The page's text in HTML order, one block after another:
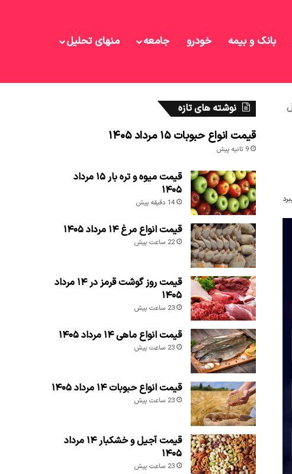
بانک و بیمه خودرو جامعه منهای تحلیل
نوشته های تازه
قیمت انواع حبوبات ۱۵ مرداد ۱۴۰۵
9 ثانیه پیش
قیمت میوه و تره بار ۱۵ مرداد
۱۴۰۵
14 دقیقه پیش
قیمت انواع مرغ ۱۴ مرداد ۱۴۰۵
22 ساعت پیش
قیمت روز گوشت قرمز در ۱۴ مرداد
۱۴۰۵
23 ساعت پیش
قیمت انواع ماهی ۱۴ مرداد ۱۴۰۵
23 ساعت پیش
قیمت انواع حبوبات ۱۴ مرداد ۱۴۰۵
23 ساعت پیش
قیمت آجیل و خشکبار ۱۴ مرداد
۱۴۰۵
23 ساعت پیش